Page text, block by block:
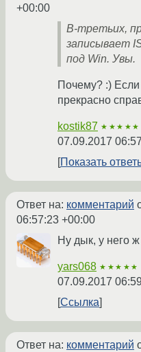
+00:00
В-третьих,
записывает
под Win. Увы.
Почему? :) Если
прекрасно
kostik87 ★★★★★
07.09.2017
Показать
Ответ на: комментарий
06:57:23 +00:00
Ну дык, у него
yars068 ★★★★★
07.09.2017
Ссылка
Ответ на: комментарий